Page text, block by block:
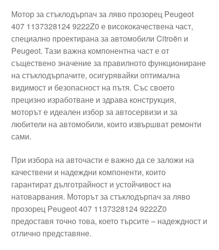
Количка
Контакт
Моята сметка
Плащанията
Политика за поверителност
Правила и условия
Процедура за рекламации
Разгледайте
Транспорт
Мотор за стъклодърпач за ляво прозорец Peugeot
407 1137328124 9222Z0 е висококачествена част,
специално проектирана за автомобили Citroën и
Peugeot. Тази важна компонентна част е от
съществено значение за правилното функциониране
на стъклодърпачите, осигурявайки оптимална
видимост и безопасност на пътя. Със своето
прецизно изработване и здрава конструкция,
моторът е идеален избор за автосервизи и за
любители на автомобили, които извършват ремонти
сами.
При избора на авточасти е важно да се заложи на
качествени и надеждни компоненти, които
гарантират дълготрайност и устойчивост на
натоварвания. Моторът за стъклодърпач за ляво
прозорец Peugeot 407 1137328124 9222Z0
предоставя точно това, което търсите – надеждност и
отлично представяне.